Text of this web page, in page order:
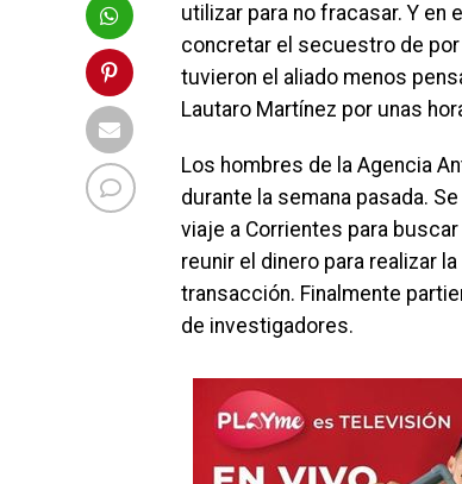
utilizar para no fracasar. Y
concretar el secuestro de por
tuvieron el aliado menos
Lautaro Martínez por unas
Los hombres de la Agencia
durante la semana pasada.
viaje a Corrientes para
reunir el dinero para realizar
transacción. Finalmente
de investigadores.